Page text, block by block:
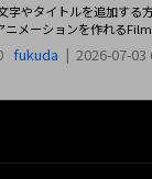
やタイトルを追加する
メーションを作れる
fukuda | 2026-07-03